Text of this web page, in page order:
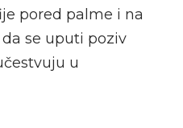
pored palme i na
se uputi poziv
u